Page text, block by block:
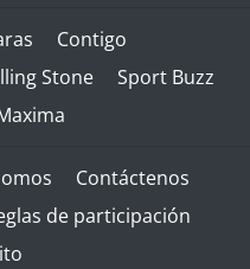
Contigo
Stone
Sport Buzz
Contáctenos
de participación